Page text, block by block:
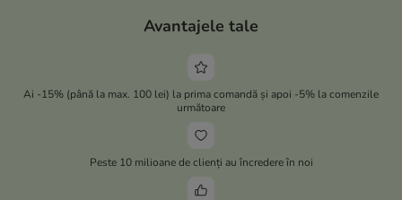
Avantajele tale
Ai -15% (până la max. 100 lei) la prima comandă și apoi -5% la comenzile
următoare
Peste 10 milioane de clienți au încredere în noi